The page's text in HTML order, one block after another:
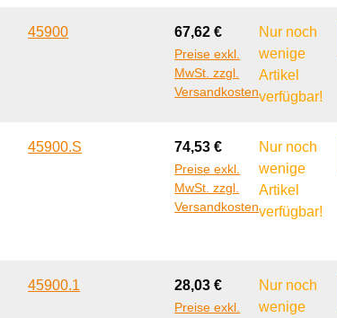
45900 Regulärer Preis:
67,62 €
Preise exkl.
MwSt. zzgl.
Versandkosten
Nur noch
wenige
Artikel
verfügbar!
45900.S Regulärer Preis:
74,53 €
Preise exkl.
MwSt. zzgl.
Versandkosten
Nur noch
wenige
Artikel
verfügbar!
45900.1 Regulärer Preis:
28,03 €
Preise exkl.
Nur noch
wenige